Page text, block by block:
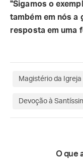
"Sigamos o
também em nós a
resposta em uma
Magistério da Igreja
Devoção à
O que